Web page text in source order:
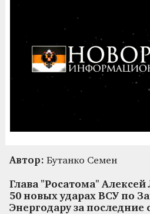
Автор: Бутанко Семен
Глава "Росатома" Алексей
50 новых ударах ВСУ по
Энергодару за последние